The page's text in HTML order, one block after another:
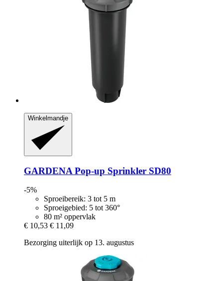
Winkelmandje
GARDENA Pop-​up Sprinkler SD80
-5%
Sproeibereik: 3 tot 5 m
Sproeigebied: 5 tot 360°
80 m² oppervlak
€ 10,53 € 11,09
Bezorging uiterlijk op 13. augustus